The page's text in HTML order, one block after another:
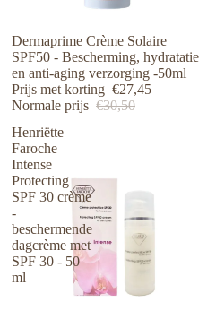
Aanbieding
Dermaprime Crème Solaire
SPF50 - Bescherming, hydratatie
en anti-aging verzorging -50ml
Prijs met korting €27,45
Normale prijs €30,50
Henriëtte
Faroche
Intense
Protecting
SPF 30 crème
-
beschermende
dagcrème met
SPF 30 - 50
ml